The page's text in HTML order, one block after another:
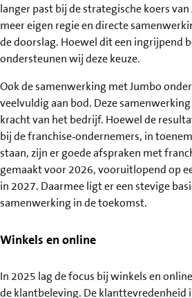
langer past bij de strategische koers
meer eigen regie en directe
de doorslag. Hoewel dit een ingrijpend
ondersteunen wij deze keuze.
Ook de samenwerking met Jumbo
veelvuldig aan bod. Deze
kracht van het bedrijf. Hoewel de
bij de franchise‑ondernemers, in
staan, zijn er goede afspraken met
gemaakt voor 2026, vooruitlopend op
in 2027. Daarmee ligt er een stevige
samenwerking in de toekomst.
Winkels en online
In 2025 lag de focus bij winkels en
de klantbeleving. De klanttevredenheid